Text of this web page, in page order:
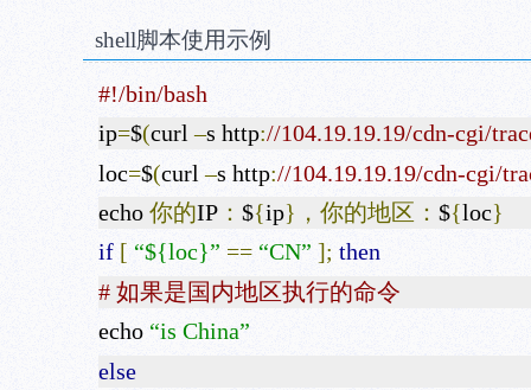
shell脚本使用示例
#!/bin/bash
ip=$(curl–s http://104.19.19.19/cdn-cgi/
loc=$(curl–s http://104.19.19.19/cdn-cgi/
echo 你的IP： ${ip}，你的地区： ${loc}
if [ “${loc}” == “CN” ]; then
# 如果是国内地区执行的命令
echo “is China”
else